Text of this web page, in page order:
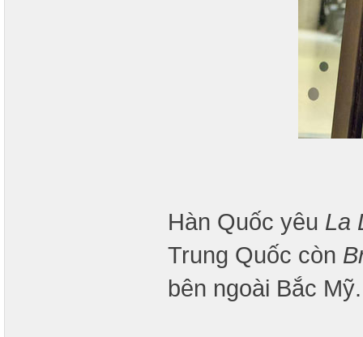
Hàn Quốc yêu La
Trung Quốc còn
bên ngoài Bắc Mỹ.